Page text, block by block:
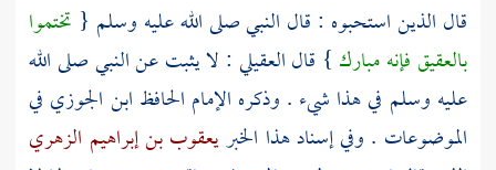
قال الذين استحبوه : قال النبي صلى الله عليه وسلم { تختموا
بالعقيق فإنه مبارك } قالالعقيلي : لا يثبت عن النبي صلى الله
عليه وسلم في هذا شيء . وذكره الإمام الحافظ ابن الجوزي في
الموضوعات . وفي إسناد هذا الخبريعقوب بن إبراهيم الزهري